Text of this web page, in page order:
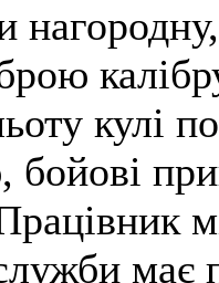
кулі
має